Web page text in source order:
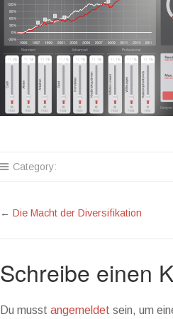
Category:
←Die Macht der Diversifikation
Schreibe einen
Du musstangemeldet sein, um